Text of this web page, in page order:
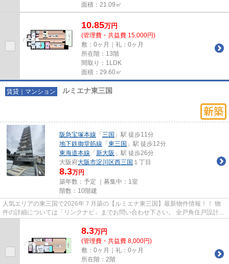
面積：21.09㎡
10.85万円
(管理費・共益費 15,000円)
敷：0ヶ月｜礼：0ヶ月
所在階：13階
間取り：1LDK
面積：29.60㎡
賃貸｜マンション ルミエナ東三国
阪急宝塚本線 「 三国 」駅 徒歩11分
地下鉄御堂筋線 「 東三国 」駅 徒歩12分
東海道本線 「 新大阪 」駅 徒歩26分
大阪府大阪市淀川区西三国 １丁目
8.3万円
築年数：予定 ｜募集中： 1室
階数：10階建
人気エリアの東三国で2026年７月築の【ルミエナ東三国】最新物件情報！！ 物
件の詳細については「リンクナビ」までお問い合わせ下さい。 全戸角住戸設計♪
8.3万円
(管理費・共益費 8,000円)
敷：0ヶ月｜礼：0ヶ月
所在階：2階